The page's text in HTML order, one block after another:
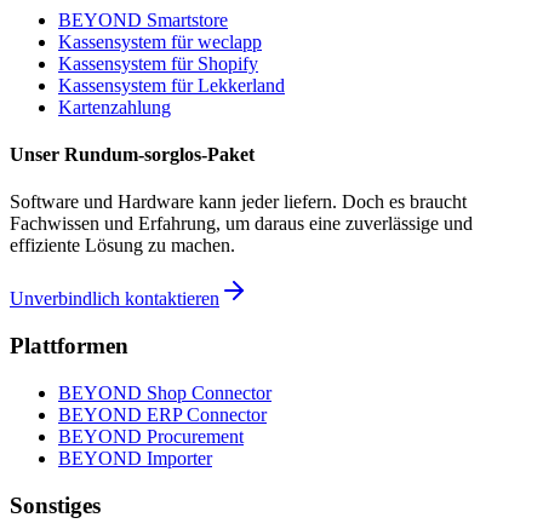
BEYOND Smartstore
Kassensystem fürweclapp
Kassensystem für Shopify
Kassensystem fürLekkerland
Kartenzahlung
Unser Rundum-sorglos-Paket
Software und Hardware kann jeder liefern. Doch es braucht
Fachwissen und Erfahrung, um daraus eine zuverlässige und
effiziente Lösung zu machen.
Unverbindlich kontaktieren
Plattformen
BEYOND Shop Connector
BEYOND ERP Connector
BEYOND Procurement
BEYOND Importer
Sonstiges